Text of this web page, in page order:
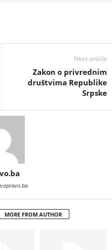
Next article
Zakon o privrednim
društvima Republike
Srpske
MORE FROM AUTHOR